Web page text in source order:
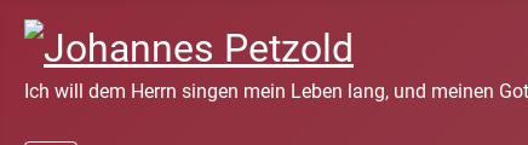
Ich will dem Herrn singen mein Leben lang, und meinen